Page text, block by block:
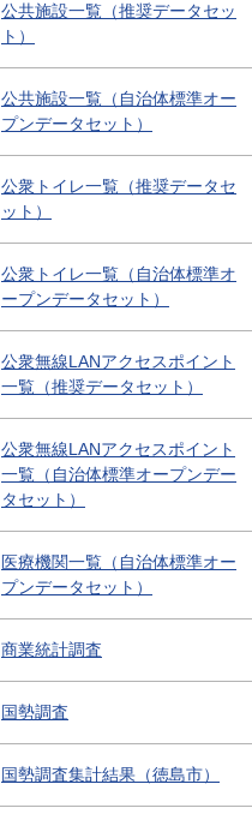
公共施設一覧（推奨データセッ
ト）
公共施設一覧（自治体標準オー
プンデータセット）
公衆トイレ一覧（推奨データセ
ット）
公衆トイレ一覧（自治体標準オ
ープンデータセット）
公衆無線LANアクセスポイント
一覧（推奨データセット）
公衆無線LANアクセスポイント
一覧（自治体標準オープンデー
タセット）
医療機関一覧（自治体標準オー
プンデータセット）
商業統計調査
国勢調査
国勢調査集計結果（徳島市）